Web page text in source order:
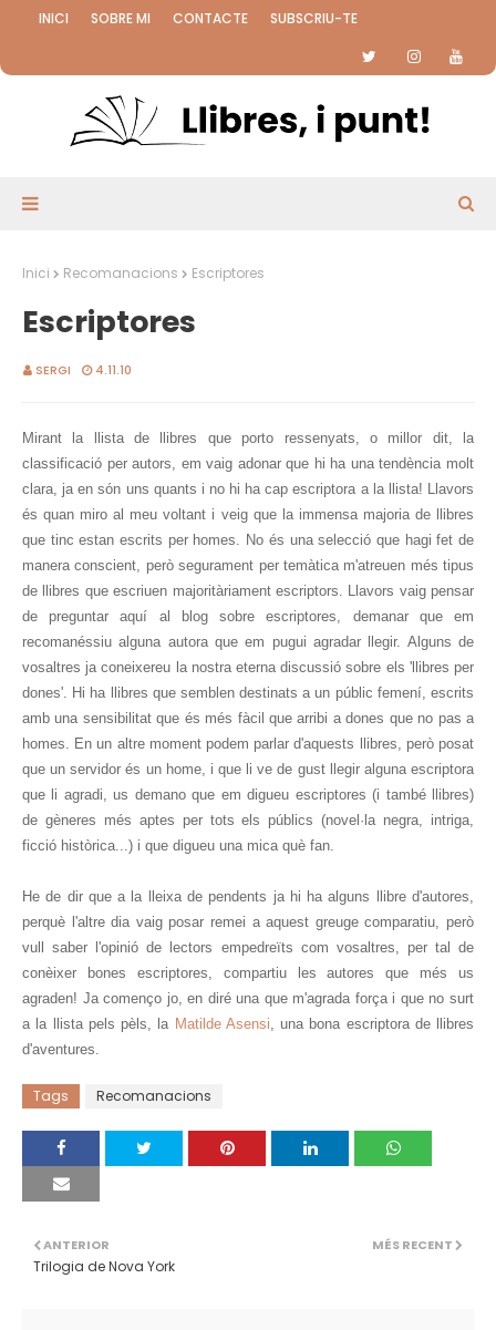
INICI SOBRE MI CONTACTE SUBSCRIU-TE
Inici Recomanacions Escriptores
Escriptores
SERGI 4.11.10
Mirant la llista de llibres que porto ressenyats, o millor dit, la
classificació per autors, em vaig adonar que hi ha una tendència molt
clara, ja en són uns quants i no hi ha cap escriptora a la llista! Llavors
és quan miro al meu voltant i veig que la immensa majoria de llibres
que tinc estan escrits per homes. No és una selecció que hagi fet de
manera conscient, però segurament per temàtica m'atreuen més tipus
de llibres que escriuen majoritàriament escriptors. Llavors vaig pensar
de preguntar aquí al blog sobre escriptores, demanar que em
recomanéssiu alguna autora que em pugui agradar llegir. Alguns de
vosaltres ja coneixereu la nostra eterna discussió sobre els 'llibres per
dones'. Hi ha llibres que semblen destinats a un públic femení, escrits
amb una sensibilitat que és més fàcil que arribi a dones que no pas a
homes. En un altre moment podem parlar d'aquests llibres, però posat
que un servidor és un home, i que li ve de gust llegir alguna escriptora
que li agradi, us demano que em digueu escriptores (i també llibres)
de gèneres més aptes per tots els públics (novel·la negra, intriga,
ficció històrica...) i que digueu una mica què fan.
He de dir que a la lleixa de pendents ja hi ha alguns llibre d'autores,
perquè l'altre dia vaig posar remei a aquest greuge comparatiu, però
vull saber l'opinió de lectors empedreïts com vosaltres, per tal de
conèixer bones escriptores, compartiu les autores que més us
agraden! Ja començo jo, en diré una que m'agrada força i que no surt
a la llista pels pèls, la Matilde Asensi, una bona escriptora de llibres
d'aventures.
Tags Recomanacions
MÉS RECENT
ANTERIOR
Trilogia de Nova York